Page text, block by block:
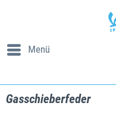
Menü
Gasschieberfeder